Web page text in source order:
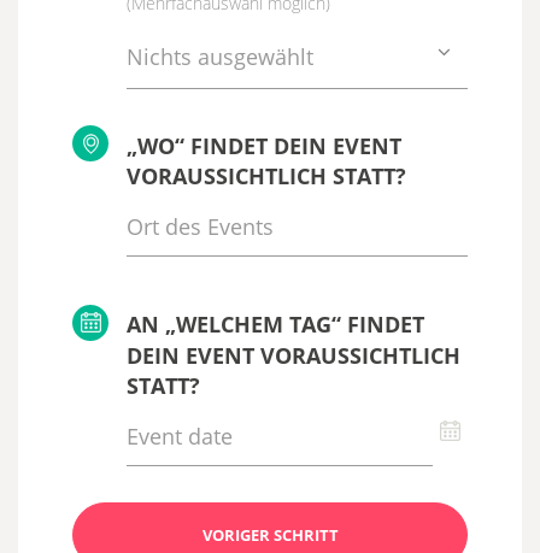
Nichts ausgewählt
„WO“ FINDET DEIN EVENT
VORAUSSICHTLICH STATT?
AN „WELCHEM TAG“ FINDET
DEIN EVENT VORAUSSICHTLICH
STATT?
VORIGER SCHRITT